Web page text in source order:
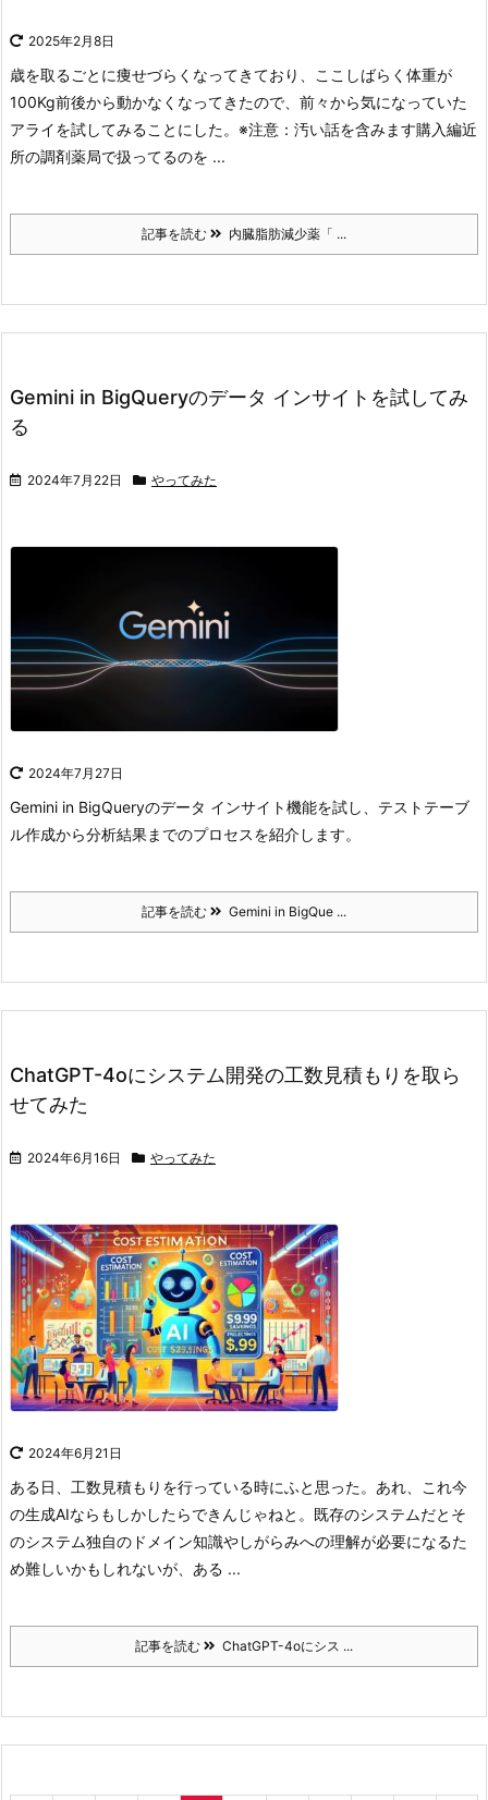
2025年2月8日
歳を取るごとに痩せづらくなってきており、ここしばらく体重が
100Kg前後から動かなくなってきたので、前々から気になっていた
アライを試してみることにした。 ※注意：汚い話を含みます購入編近
所の調剤薬局で扱ってるのを ...
記事を読む 内臓脂肪減少薬「 ...
Gemini in BigQueryのデータ インサイトを試してみ
る
2024年7月22日 やってみた
2024年7月27日
Gemini in BigQueryのデータ インサイト機能を試し、テストテーブ
ル作成から分析結果までのプロセスを紹介します。
記事を読む Gemini in BigQue ...
ChatGPT-4oにシステム開発の工数見積もりを取ら
せてみた
2024年6月16日 やってみた
2024年6月21日
ある日、工数見積もりを行っている時にふと思った。 あれ、これ今
の生成AIならもしかしたらできんじゃねと。 既存のシステムだとそ
のシステム独自のドメイン知識やしがらみへの理解が必要になるた
め難しいかもしれないが、ある ...
記事を読む ChatGPT-4oにシス ...